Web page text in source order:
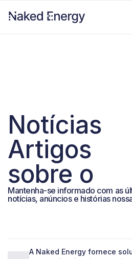
Notícias
Artigos
sobre o
Mantenha-se informado com as
notícias, anúncios e histórias
A Naked Energy fornece